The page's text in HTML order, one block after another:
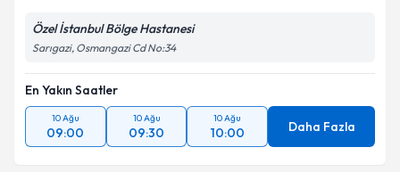
Özel İstanbul Bölge Hastanesi
Sarıgazi, Osmangazi Cd No:34
En Yakın Saatler
10 Ağu
09:00
10 Ağu
09:30
10 Ağu
10:00 Daha Fazla